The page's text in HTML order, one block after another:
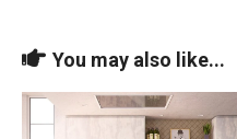
You may also like...